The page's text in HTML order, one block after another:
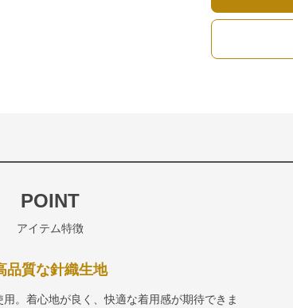
POINT
アイテム特徴
品質な針織生地
。着心地が良く、快適な着用感が期待できま